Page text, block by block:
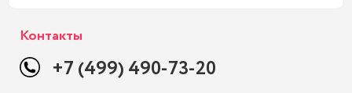
Контакты
+7 (499) 490-73-20